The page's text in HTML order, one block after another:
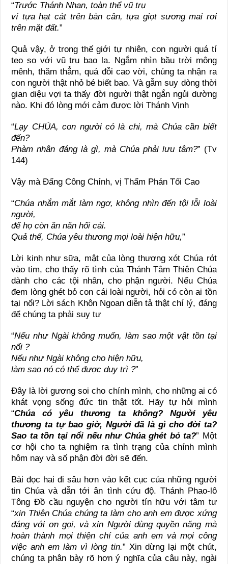
“Trước Thánh Nhan, toàn thể vũ trụ
ví tựa hạt cát trên bàn cân, tựa giọt sương mai rơi
trên mặt đất.”
Quả vậy, ở trong thế giới tự nhiên, con người quá tí
tẹo so với vũ trụ bao la. Ngắm nhìn bầu trời mông
mênh, thăm thẳm, quá đỗi cao vời, chúng ta nhận ra
con người thật nhỏ bé biết bao. Và gẫm suy dòng thời
gian diệu vợi ta thấy đời người thật ngắn ngủi dường
nào. Khi đó lòng mới cảm được lời Thánh Vịnh
“Lạy CHÚA, con người có là chi, mà Chúa cần biết
đến?
Phàm nhân đáng là gì, mà Chúa phải lưu tâm?” (Tv
144)
Vậy mà Đấng Công Chính, vị Thẩm Phán Tối Cao
“Chúa nhắm mắt làm ngơ, không nhìn đến tội lỗi loài
người,
để họ còn ăn năn hối cải.
Quả thế, Chúa yêu thương mọi loài hiện hữu,”
Lời kinh như sữa, mật của lòng thương xót Chúa rót
vào tim, cho thấy rõ tình của Thánh Tâm Thiên Chúa
dành cho các tội nhân, cho phận người. Nếu Chúa
đem lòng ghét bỏ con cái loài người, hỏi có còn ai tồn
tại nổi? Lời sách Khôn Ngoan diễn tả thật chí lý, đáng
để chúng ta phải suy tư
“Nếu như Ngài không muốn, làm sao một vật tồn tại
nổi ?
Nếu như Ngài không cho hiện hữu,
làm sao nó có thể được duy trì ?”
Đây là lời gương soi cho chính mình, cho những ai có
khát vọng sống đức tin thật tốt. Hãy tự hỏi mình
“Chúa có yêu thương ta không? Người yêu
thương ta tự bao giờ, Người đã là gì cho đời ta?
Sao ta tồn tại nổi nếu như Chúa ghét bỏ ta?” Một
cơ hội cho ta nghiệm ra tình trạng của chính mình
hôm nay và số phận đời đời sẽ đến.
Bài đọc hai đi sâu hơn vào kết cục của những người
tin Chúa và dẫn tới ân tình cứu độ. Thánh Phao-lô
Tông Đồ cầu nguyện cho người tín hữu với tâm tư
“xin Thiên Chúa chúng ta làm cho anh em được xứng
đáng với ơn gọi, và xin Người dùng quyền năng mà
hoàn thành mọi thiện chí của anh em và mọi công
việc anh em làm vì lòng tin.” Xin dừng lại một chút,
chúng ta phân bày rõ hơn ý nghĩa của câu này, ngài